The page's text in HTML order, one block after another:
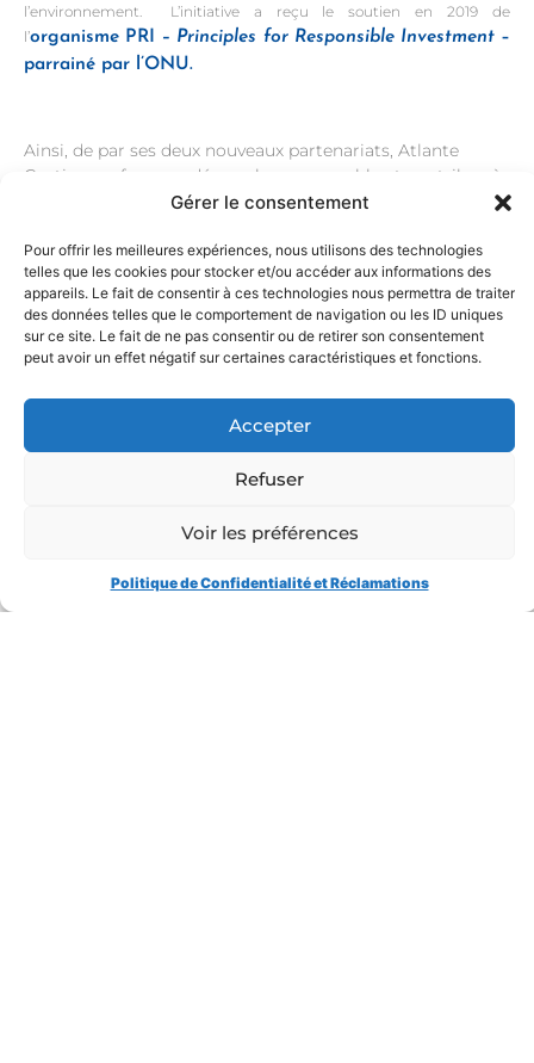
Gérer le consentement
Pour offrir les meilleures expériences, nous utilisons des technologies
telles que les cookies pour stocker et/ou accéder aux informations des
appareils. Le fait de consentir à ces technologies nous permettra de traiter
des données telles que le comportement de navigation ou les ID uniques
sur ce site. Le fait de ne pas consentir ou de retirer son consentement
peut avoir un effet négatif sur certaines caractéristiques et fonctions.
Accepter
Refuser
Voir les préférences
Politique de Confidentialité et Réclamations
l’environnement. L’initiative a reçu le soutien en 2019 de
l’organisme PRI – Principles for Responsible Investment–
parrainé par l’ONU.
Ainsi, de par ses deux nouveaux partenariats, Atlante
Gestion renforce sa démarche responsable et contribue à
l’objectif de la COP 21 de limiter le réchauffement
Pour en savoir plus :
https://www.franceinvest.eu/club/commission-esg
https:// collaborate.unpri.org/group/761/stream
CONTACTEZ-NOUS